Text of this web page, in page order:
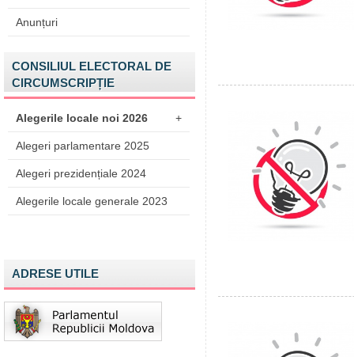
Anunțuri
CONSILIUL ELECTORAL DE
CIRCUMSCRIPȚIE
Alegerile locale noi 2026 +
Alegeri parlamentare 2025
Alegeri prezidențiale 2024
Alegerile locale generale 2023
ADRESE UTILE